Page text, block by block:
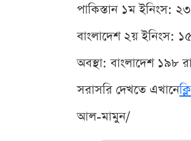
পাকিস্তান ১ম ইনিংস:
বাংলাদেশ ২য়
অবস্থা: বাংলাদেশ ১৯৮
সরাসরি দেখতে এখানে
আল-মামুন/